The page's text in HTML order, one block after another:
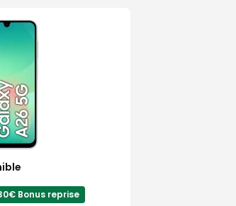
Bonus reprise